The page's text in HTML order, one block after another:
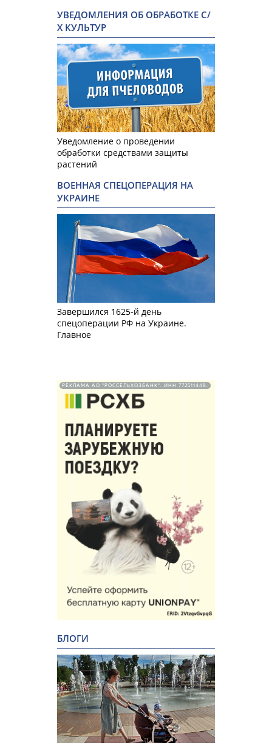
УВЕДОМЛЕНИЯ ОБ ОБРАБОТКЕ С/
Х КУЛЬТУР
Уведомление о проведении
обработки средствами защиты
растений
ВОЕННАЯ СПЕЦОПЕРАЦИЯ НА
УКРАИНЕ
Завершился 1625-й день
спецоперации РФ на Украине.
Главное
РЕКЛАМА АО "РОССЕЛЬХОЗБАНК". ИНН 772511448.
БЛОГИ